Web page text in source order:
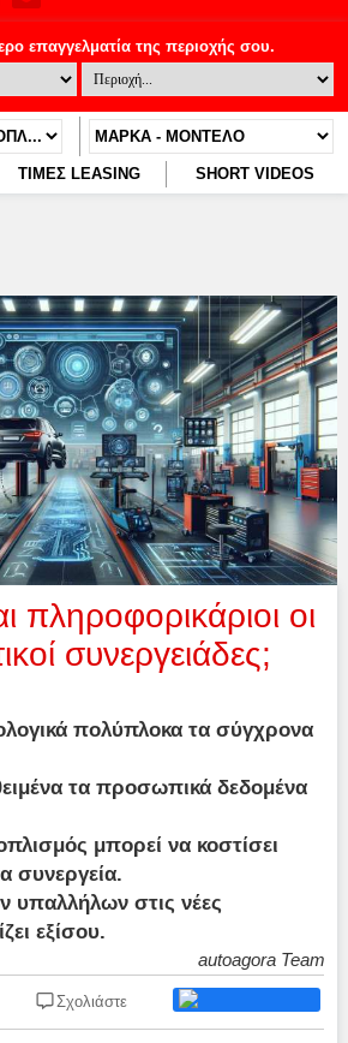
ΤΙΜΕΣ LEASING SHORT VIDEOS
πληροφορικάριοι οι
συνεργειάδες;
πολύπλοκα τα σύγχρονα
τα προσωπικά δεδομένα
μπορεί να κοστίσει
συνεργεία.
υπαλλήλων στις νέες
εξίσου.
autoagora Team
Σχολιάστε